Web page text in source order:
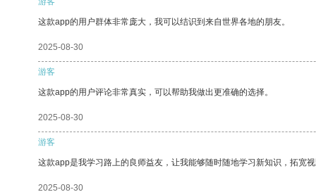
这款app的用户群体非常庞大，我可以结识到来自世界各地的朋友。
2025-08-30
游客
这款app的用户评论非常真实，可以帮助我做出更准确的选择。
2025-08-30
游客
这款app是我学习路上的良师益友，让我能够随时随地学习新知识，拓宽
2025-08-30